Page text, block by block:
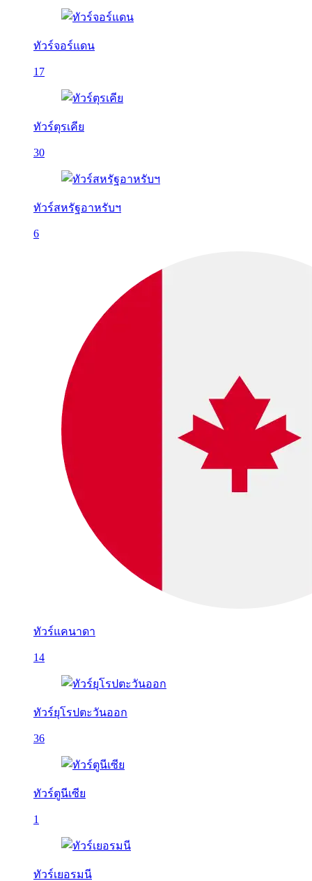
ทัวร์จอร์แดน
17
ทัวร์ตุรเคีย
30
ทัวร์สหรัฐอาหรับฯ
6
ทัวร์แคนาดา
14
ทัวร์ยุโรปตะวันออก
36
ทัวร์ตูนีเซีย
1
ทัวร์เยอรมนี